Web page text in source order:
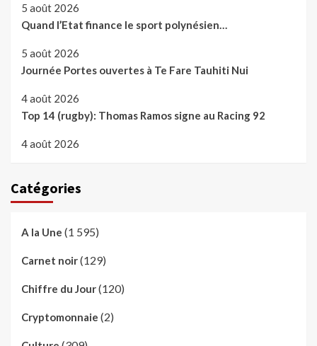
5 août 2026
Quand l’Etat finance le sport polynésien…
5 août 2026
Journée Portes ouvertes à Te Fare Tauhiti Nui
4 août 2026
Top 14 (rugby): Thomas Ramos signe au Racing 92
4 août 2026
Catégories
A la Une (1 595)
Carnet noir(129)
Chiffre du Jour(120)
Cryptomonnaie (2)